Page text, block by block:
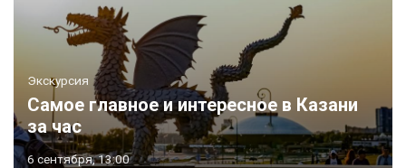
Экскурсия
Самое главное и интересное в Казани
за час
6 сентября, 13:00